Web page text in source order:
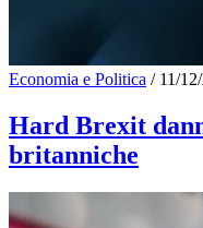
Economia e Politica / 11/
Hard Brexit
britanniche